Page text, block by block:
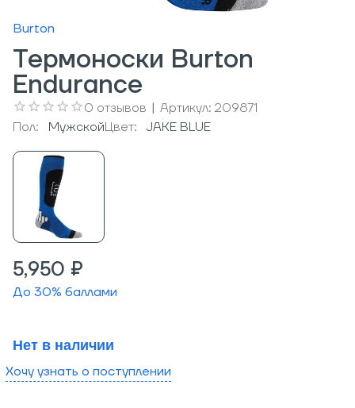
Burton
Термоноски Burton
Endurance
0 отзывов | Артикул: 209871
Пол:
МужcкойЦвет: JAKE BLUE
5,950 ₽
До 30% баллами
Нет в наличии
Хочу узнать о поступлении